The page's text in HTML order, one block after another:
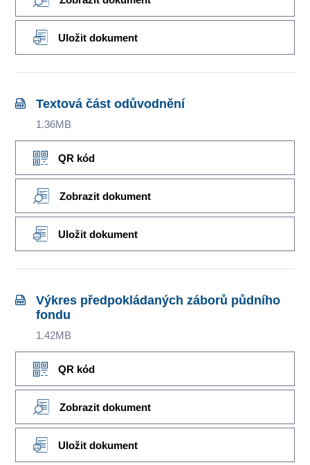
Uložit dokument
Textová část odůvodnění
1.36MB
QR kód
Zobrazit dokument
Uložit dokument
Výkres předpokládaných záborů půdního
fondu
1.42MB
QR kód
Zobrazit dokument
Uložit dokument